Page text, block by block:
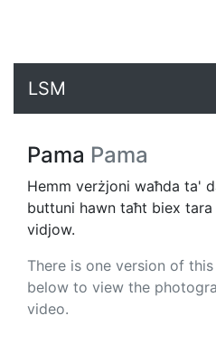
LSM
Pama Pama
Hemm verżjoni waħda ta'
buttuni hawn taħt biex
vidjow.
There is one version of
below to view the
video.